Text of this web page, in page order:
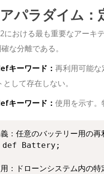
パラダイム：
における最も重要なアーキ
な分離である。
キーワード： 再利用可能
として存在しない。
キーワード： 使用を示す。
任意のバッテリー用の再
Battery;
ドローンシステム内の特